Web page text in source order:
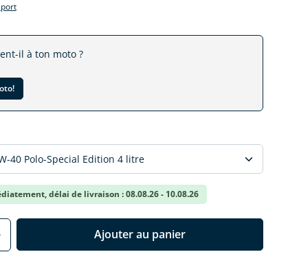
il à ton moto ?
délai de livraison : 08.08.26 - 10.08.26
Gib den gewünschten Wert
Ajouter au panier